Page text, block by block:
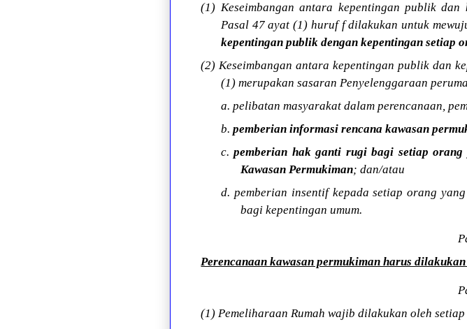
(1) Keseimbangan antara kepentingan publik
Pasal 47 ayat (1) huruf f dilakukan untuk
kepentingan publik dengan kepentingan setiap
(2) Keseimbangan antara kepentingan publik dan
(1) merupakan sasaran Penyelenggaraan
a. pelibatan masyarakat dalam perencanaan,
b. pemberian informasi rencana kawasan
c.pemberian hak ganti rugi bagi setiap orang
Kawasan Permukiman; dan/atau
d. pemberian insentif kepada setiap orang
bagi kepentingan umum.
Perencanaan kawasan permukiman harus
(1) Pemeliharaan Rumah wajib dilakukan oleh